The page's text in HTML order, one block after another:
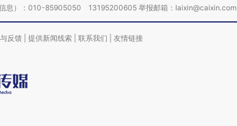
信息）：010-85905050 13195200605 举报邮箱：laixin@caixin.com
反馈 提供新闻线索 联系我们 友情链接